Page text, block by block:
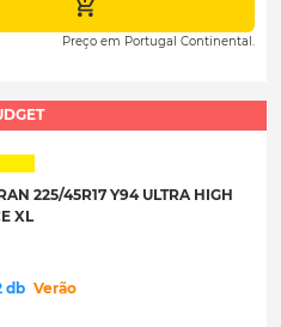
Preço em Portugal Continental.
225/45R17 Y94 ULTRA HIGH
XL
db Verão